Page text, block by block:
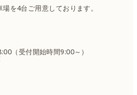
を4台ご用意しております。
（受付開始時間9:00～）